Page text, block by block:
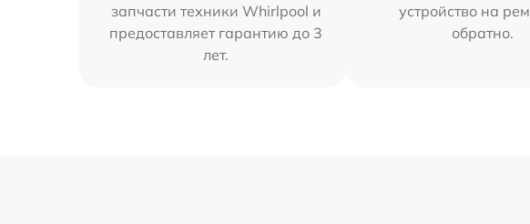
запчасти техники Whirlpool и
предоставляет гарантию до 3
лет.
устройство на
обратно.